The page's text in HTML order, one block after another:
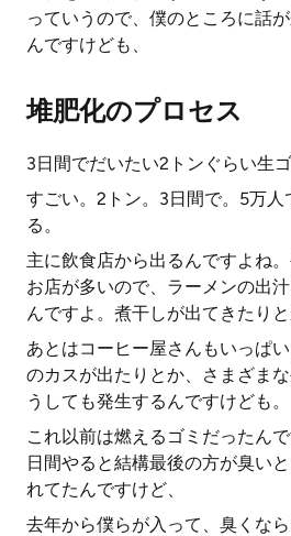
っていうので、僕のところに話
んですけども、
堆肥化のプロセス
3日間でだいたい2トンぐらい生
すごい。2トン。3日間で。5万人
る。
主に飲食店から出るんですよね
お店が多いので、ラーメンの出
んですよ。煮干しが出てきたりと
あとはコーヒー屋さんもいっぱ
のカスが出たりとか、さまざま
うしても発生するんですけども。
これ以前は燃えるゴミだったん
日間やると結構最後の方が臭い
れてたんですけど、
去年から僕らが入って、臭くな